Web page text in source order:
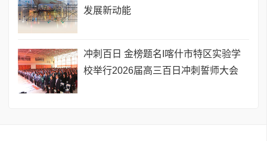
发展新动能
​冲刺百日 金榜题名I喀什市特区实验学
校举行2026届高三百日冲刺誓师大会